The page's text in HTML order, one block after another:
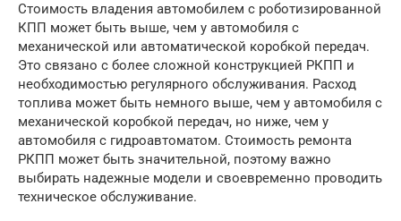
Стоимость владения автомобилем с роботизированной
КПП может быть выше, чем у автомобиля с
механической или автоматической коробкой передач.
Это связано с более сложной конструкцией РКПП и
необходимостью регулярного обслуживания. Расход
топлива может быть немного выше, чем у автомобиля с
механической коробкой передач, но ниже, чем у
автомобиля с гидроавтоматом. Стоимость ремонта
РКПП может быть значительной, поэтому важно
выбирать надежные модели и своевременно проводить
техническое обслуживание.